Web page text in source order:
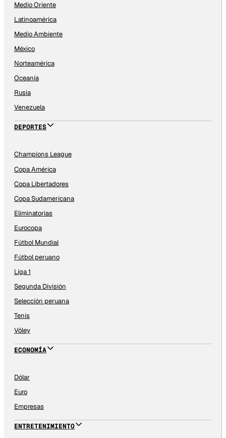
Medio Oriente
Latinoamérica
Medio Ambiente
México
Norteamérica
Oceanía
Rusia
Venezuela
DEPORTES
Champions League
Copa América
Copa Libertadores
Copa Sudamericana
Eliminatorias
Eurocopa
Fútbol Mundial
Fútbol peruano
Liga 1
Segunda División
Selección peruana
Tenis
Vóley
ECONOMÍA
Dólar
Euro
Empresas
ENTRETENIMIENTO